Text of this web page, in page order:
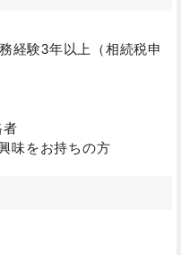
経験3年以上（相続税申
者
味をお持ちの方